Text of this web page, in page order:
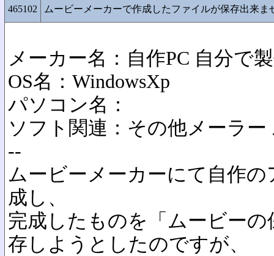
465102 ムービーメーカーで作成したファイルが保存出来ま
メーカー名：自作PC 自分で
OS名：WindowsXp
パソコン名：
ソフト関連：その他メーラ
--
ムービーメーカーにて自作
成し、
完成したものを「ムービー
存しようとしたのですが、